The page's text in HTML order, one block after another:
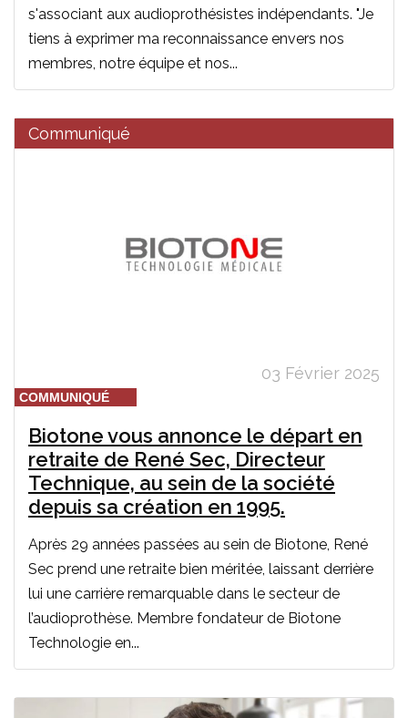
s'associant aux audioprothésistes indépendants. "Je
tiens à exprimer ma reconnaissance envers nos
membres, notre équipe et nos...
Communiqué
03 Février 2025
COMMUNIQUÉ
Biotone vous annonce le départ en
retraite de René Sec, Directeur
Technique, au sein de la société
depuis sa création en 1995.
Après 29 années passées au sein de Biotone, René
Sec prend une retraite bien méritée, laissant derrière
lui une carrière remarquable dans le secteur de
l’audioprothèse. Membre fondateur de Biotone
Technologie en...